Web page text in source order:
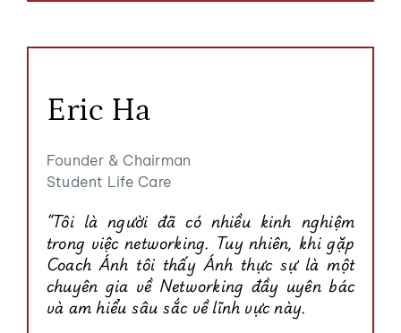
Eric Ha
Founder & Chairman
Student Life Care
“Tôi là người đã có nhiều kinh nghiệm
trong việc networking. Tuy nhiên, khi gặp
Coach Ánh tôi thấy Ánh thực sự là một
chuyên gia về Networking đầy uyên bác
và am hiểu sâu sắc về lĩnh vực này.